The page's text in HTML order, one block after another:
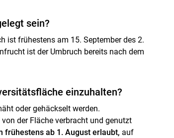
sein?
ist frühestens am 15. September des 2.
ist der Umbruch bereits nach dem
einzuhalten?
oder gehäckselt werden.
der Fläche verbracht und genutzt
frühestens ab 1. August erlaubt, auf